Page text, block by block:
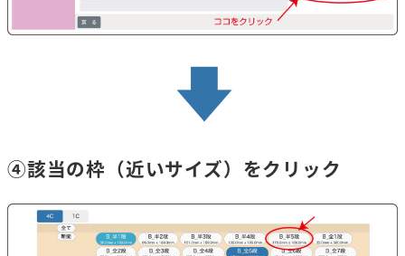
④該当の枠（近いサイズ）をクリック